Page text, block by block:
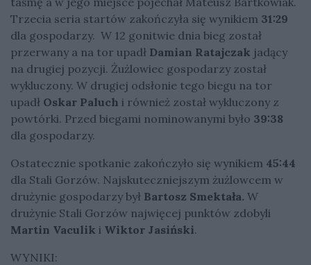
Trzecia seria startów zakończyła się wynikiem 31:29
dla gospodarzy. W 12 gonitwie dnia bieg został
przerwany a na tor upadł Damian Ratajczak jadący
na drugiej pozycji. Żużlowiec gospodarzy został
wykluczony. W drugiej odsłonie tego biegu na tor
upadł Oskar Paluch i również został wykluczony z
powtórki. Przed biegami nominowanymi było 39:38
dla gospodarzy.
Ostatecznie spotkanie zakończyło się wynikiem 45:44
dla Stali Gorzów. Najskuteczniejszym żużlowcem w
drużynie gospodarzy był Bartosz Smektała. W
drużynie Stali Gorzów najwięcej punktów zdobyli
Martin Vaculik i Wiktor Jasiński.
WYNIKI: